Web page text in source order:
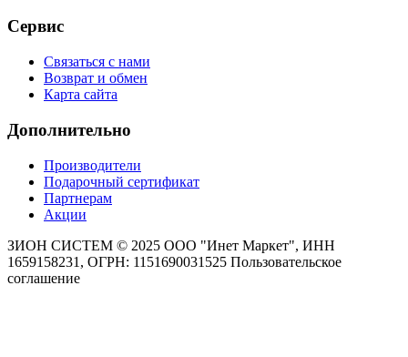
Сервис
Связаться с нами
Возврат и обмен
Карта сайта
Дополнительно
Производители
Подарочный сертификат
Партнерам
Акции
ЗИОН СИСТЕМ © 2025 ООО "Инет Маркет", ИНН
1659158231, ОГРН: 1151690031525 Пользовательское
соглашение